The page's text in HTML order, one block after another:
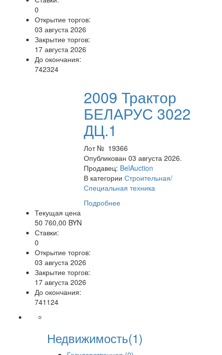
0
Открытие торгов:
03 августа 2026
Закрытие торгов:
17 августа 2026
До окончания:
742324
2009 Трактор
БЕЛАРУС 3022
ДЦ.1
Лот № 19366
Опубликован 03 августа 2026.
Продавец: BelAuction
В категорииСтроительная/
Специальная техника
Подробнее
Текущая цена
50 760,00 BYN
Ставки:
0
Открытие торгов:
03 августа 2026
Закрытие торгов:
17 августа 2026
До окончания:
741124
Недвижимость(1)